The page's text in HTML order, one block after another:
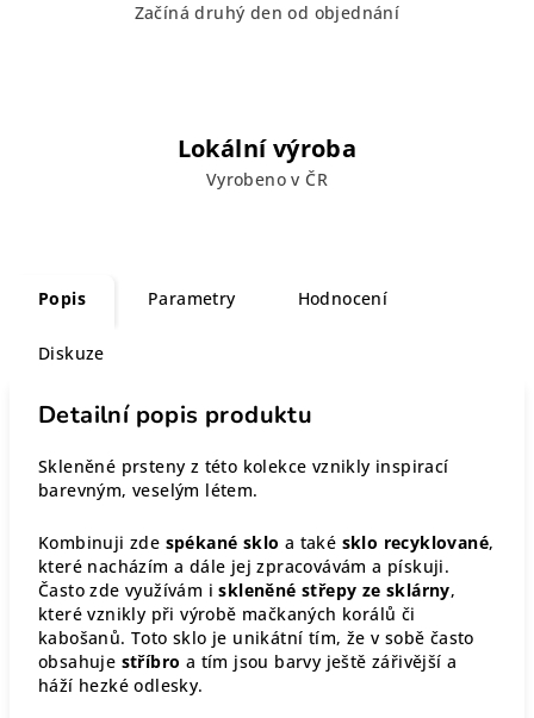
Začíná druhý den od objednání
Lokální výroba
Vyrobeno v ČR
Popis Parametry Hodnocení
Diskuze
Detailní popis produktu
Skleněné prsteny z této kolekce vznikly inspirací
barevným, veselým létem.
Kombinuji zde spékané sklo a také sklo recyklované,
které nacházím a dále jej zpracovávám a pískuji.
Často zde využívám iskleněné střepy ze sklárny,
které vznikly při výrobě mačkaných korálů či
kabošanů. Toto sklo je unikátní tím, že v sobě často
obsahuje stříbro a tím jsou barvy ještě zářivější a
háží hezké odlesky.